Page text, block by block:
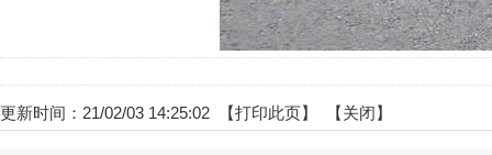
更新时间：21/02/03 14:25:02 【打印此页】 【关闭】